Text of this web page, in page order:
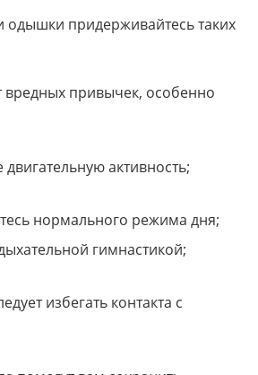
одышки придерживайтесь таких
вредных привычек, особенно
активность;
нормального режима дня;
гимнастикой;
избегать контакта с